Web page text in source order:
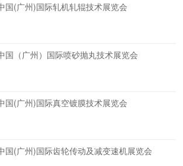
国(广州)国际轧机轧辊技术展览会
国（广州）国际喷砂抛丸技术展览会
国(广州)国际真空镀膜技术展览会
国(广州)国际齿轮传动及减变速机展览会